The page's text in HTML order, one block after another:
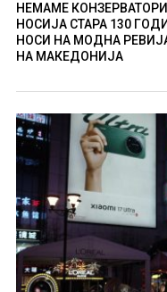
НЕМАМЕ
НОСИЈА СТАРА 130
НОСИ НА МОДНА
НА МАКЕДОНИЈА